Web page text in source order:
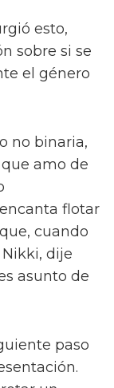
esto,
sobre si se
el género
no binaria,
que amo de
flotar
cuando
dije
asunto de
paso